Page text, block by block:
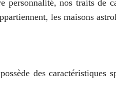
personnalité, nos traits de
les maisons
des caractéristiques